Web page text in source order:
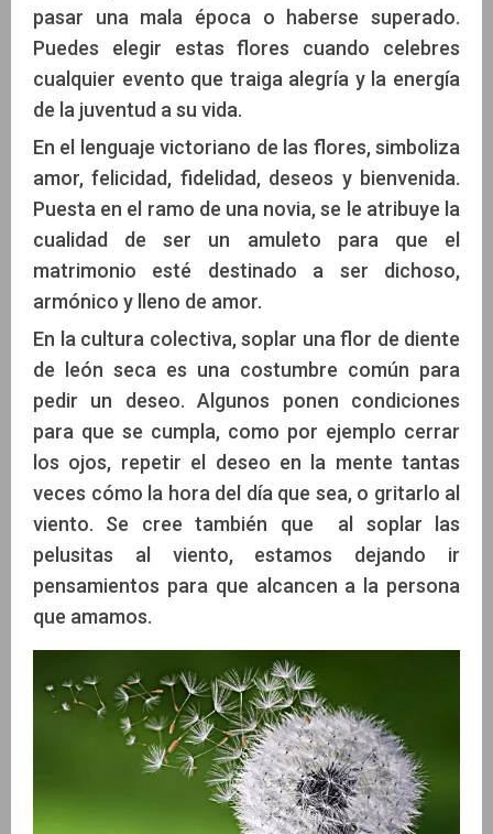
pasar una mala época o haberse superado.
Puedes elegir estas flores cuando celebres
cualquier evento que traiga alegría y la energía
de la juventud a su vida.
En el lenguaje victoriano de las flores, simboliza
amor, felicidad, fidelidad, deseos y bienvenida.
Puesta en el ramo de una novia, se le atribuye la
cualidad de ser un amuleto para que el
matrimonio esté destinado a ser dichoso,
armónico y lleno de amor.
En la cultura colectiva, soplar una flor de diente
de león seca es una costumbre común para
pedir un deseo. Algunos ponen condiciones
para que se cumpla, como por ejemplo cerrar
los ojos, repetir el deseo en la mente tantas
veces cómo la hora del día que sea, o gritarlo al
viento. Se cree también que al soplar las
pelusitas al viento, estamos dejando ir
pensamientos para que alcancen a la persona
que amamos.